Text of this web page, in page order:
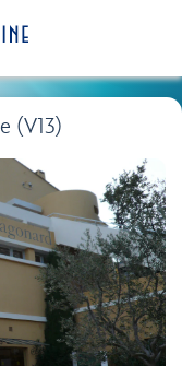
(V13)